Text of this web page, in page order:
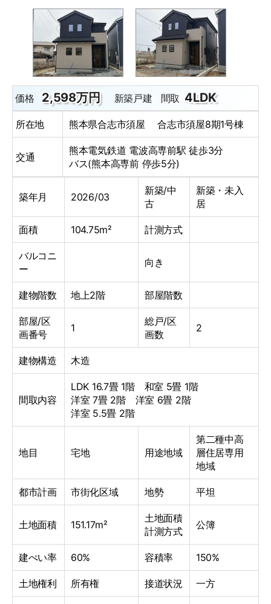
価格 2,598万円 新築戸建 間取 4LDK
所在地 熊本県合志市須屋 合志市須屋8期1号棟
交通
熊本電気鉄道 電波高専前駅 徒歩3分
バス(熊本高専前 停歩5分)
築年月 2026/03
新築/中
古
新築・未入
居
面積 104.75m² 計測方式
バルコニ
ー
向き
建物階数 地上2階 部屋階数
部屋/区
画番号
1
総戸/区
画数
2
建物構造 木造
間取内容
LDK 16.7畳 1階
和室 5畳 1階
洋室 7畳 2階
洋室 6畳 2階
洋室 5.5畳 2階
地目 宅地 用途地域
第二種中高
層住居専用
地域
都市計画 市街化区域 地勢 平坦
土地面積 151.17m²
土地面積
計測方式
公簿
建ぺい率 60% 容積率 150%
土地権利 所有権 接道状況 一方